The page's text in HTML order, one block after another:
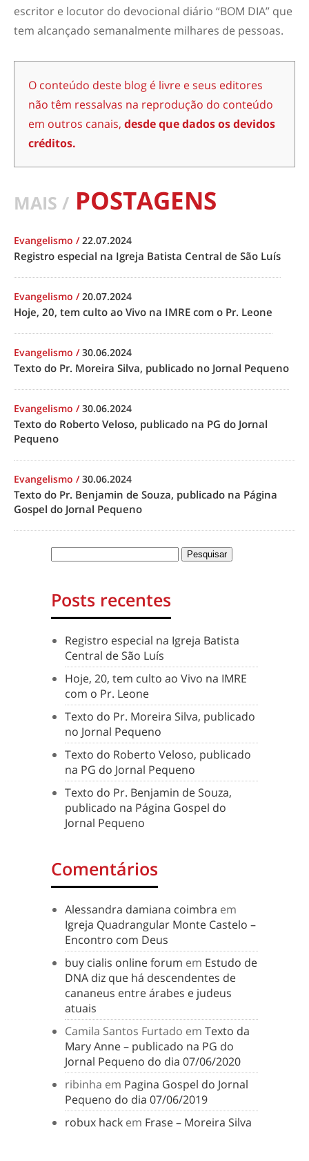
escritor e locutor do devocional diário “BOM DIA” que
tem alcançado semanalmente milhares de pessoas.
O conteúdo deste blog é livre e seus editores
não têm ressalvas na reprodução do conteúdo
em outros canais, desde que dados os devidos
créditos.
MAIS / POSTAGENS
Evangelismo /22.07.2024
Registro especial na Igreja Batista Central de São Luís
Evangelismo /20.07.2024
Hoje, 20, tem culto ao Vivo na IMRE com o Pr. Leone
Evangelismo /30.06.2024
Texto do Pr. Moreira Silva, publicado no Jornal Pequeno
Evangelismo /30.06.2024
Texto do Roberto Veloso, publicado na PG do Jornal
Pequeno
Evangelismo /30.06.2024
Texto do Pr. Benjamin de Souza, publicado na Página
Gospel do Jornal Pequeno
Posts recentes
Registro especial na Igreja Batista
Central de São Luís
Hoje, 20, tem culto ao Vivo na IMRE
com o Pr. Leone
Texto do Pr. Moreira Silva, publicado
no Jornal Pequeno
Texto do Roberto Veloso, publicado
na PG do Jornal Pequeno
Texto do Pr. Benjamin de Souza,
publicado na Página Gospel do
Jornal Pequeno
Comentários
Alessandra damiana coimbra em
Igreja Quadrangular Monte Castelo –
Encontro com Deus
buy cialis online forum em Estudo de
DNA diz que há descendentes de
cananeus entre árabes e judeus
atuais
Camila Santos Furtado em Texto da
Mary Anne – publicado na PG do
Jornal Pequeno do dia 07/06/2020
ribinha em Pagina Gospel do Jornal
Pequeno do dia 07/06/2019
robux hack em Frase – Moreira Silva